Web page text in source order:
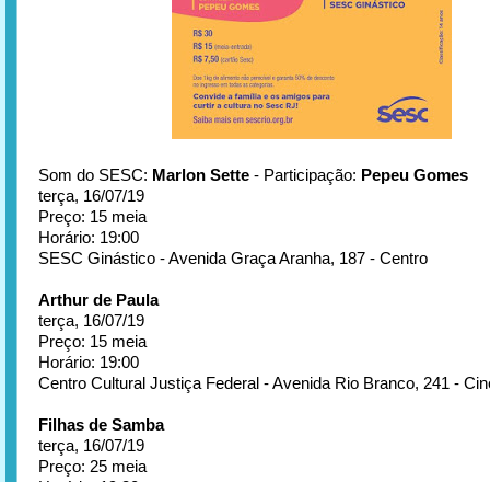
Som do SESC: Marlon Sette - Participação: Pepeu Gomes
terça, 16/07/19
Preço: 15 meia
Horário: 19:00
SESC Ginástico - Avenida Graça Aranha, 187 - Centro
Arthur de Paula
terça, 16/07/19
Preço: 15 meia
Horário: 19:00
Centro Cultural Justiça Federal - Avenida Rio Branco, 241 -
Filhas de Samba
terça, 16/07/19
Preço: 25 meia